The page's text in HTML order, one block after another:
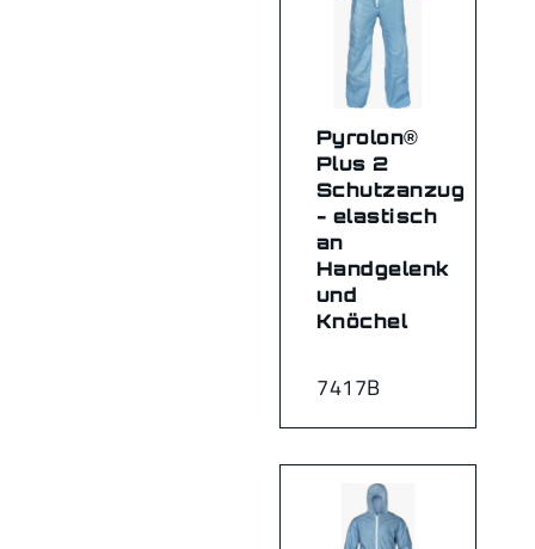
7417B
Pyrolon®
Plus 2
Schutzanzug
- elastisch
an
Handgelenk
und
Knöchel